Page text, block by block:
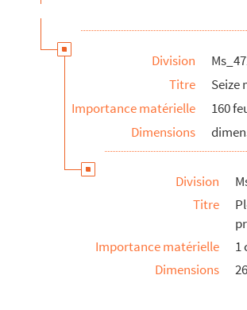
Division
Titre
Seize
Importance matérielle
160
Dimensions
Division
Titre
Importance matérielle
1
Dimensions